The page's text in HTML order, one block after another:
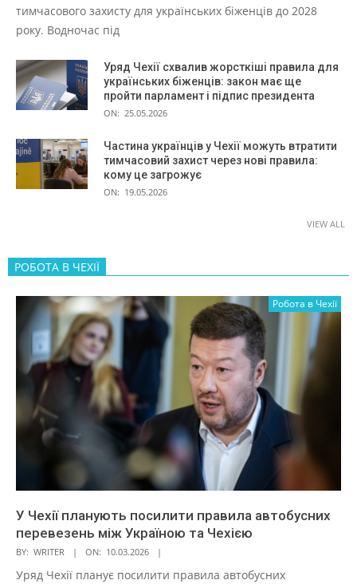
тимчасового захисту для українських біженців до 2028
року. Водночас під
Уряд Чехії схвалив жорсткіші правила для
українських біженців: закон має ще
пройти парламент і підпис президента
ON: 25.05.2026
Частина українців у Чехії можуть втратити
тимчасовий захист через нові правила:
кому це загрожує
ON: 19.05.2026
VIEW ALL
РОБОТА В ЧЕХІЇ
Робота в Чехії
У Чехії планують посилити правила автобусних
перевезень між Україною та Чехією
BY: WRITER ON: 10.03.2026
Уряд Чехії планує посилити правила автобусних